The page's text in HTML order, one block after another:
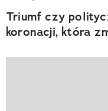
Triumf czy
koronacji, która